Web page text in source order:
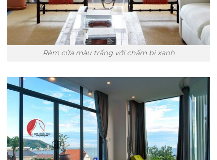
Rèm cửa màu trắng với chấm bi xanh